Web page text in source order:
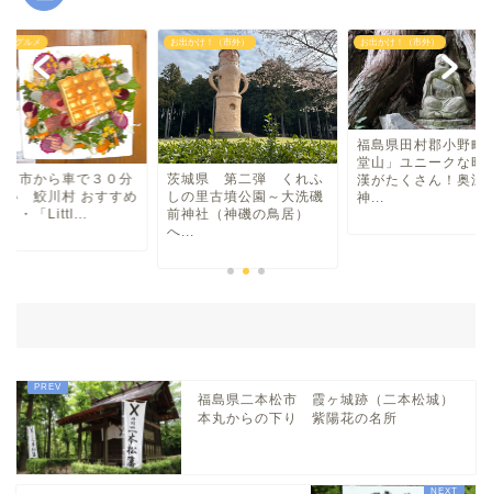
け！（市外）
県 第二弾 くれふ
里古墳公園～大洗磯
社（神磯の鳥居）
お出かけ！（市外）
福島県田村郡小野町「東
堂山」ユニークな昭和羅
漢がたくさん！奥深い
神...
いわき市グルメ
いわき市から車で３
くらい 鮫川村 おす
福島県二本松市 霞ヶ城跡（二本松城）
本丸からの下り 紫陽花の名所
マルシェ・キッチンカー
わらしべ長者
地域・場所
平・小川・四倉方面
泉・植田・遠野・田人方面